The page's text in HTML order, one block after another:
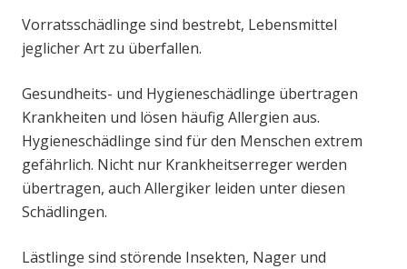
Vorratsschädlinge sind bestrebt, Lebensmittel
jeglicher Art zu überfallen.
Gesundheits- und Hygieneschädlinge übertragen
Krankheiten und lösen häufig Allergien aus.
Hygieneschädlinge sind für den Menschen extrem
gefährlich. Nicht nur Krankheitserreger werden
übertragen, auch Allergiker leiden unter diesen
Schädlingen.
Lästlinge sind störende Insekten, Nager und